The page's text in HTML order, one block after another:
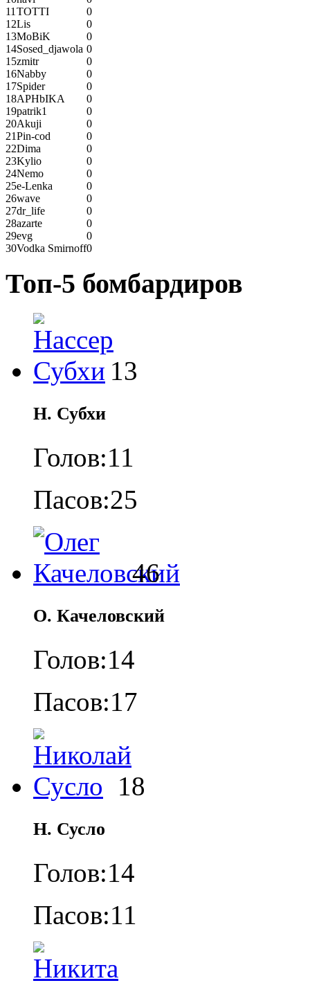
11 TOTTI
0
12Lis
0
13MoBiK
0
14Sosed_djawola 0
15zmitr
0
16Nabby
0
17Spider
0
18APHbIKA
0
19patrik1
0
20Akuji
0
21Pin-cod
0
22Dima
0
23Kylio
0
24Nemo
0
25e-Lenka
0
26wave
0
27dr_life
0
28azarte
0
29evg
0
30Vodka Smirnoff0
Топ-5 бомбардиров
13
Н. Субхи
Голов:11
Пасов:25
46
О. Качеловский
Голов:14
Пасов:17
18
Н. Сусло
Голов:14
Пасов:11